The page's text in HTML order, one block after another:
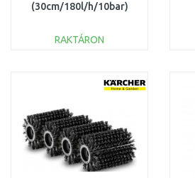
(30cm/180l/h/10bar)
RAKTÁRON
Összehasonlítás